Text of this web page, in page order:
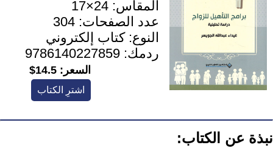
المقاس: 24×17
عدد الصفحات: 304
النوع:كتاب إلكتروني
ردمك: 9786140227859
السعر: 14.5$
اشترِ الكتاب
نبذة عن الكتاب: